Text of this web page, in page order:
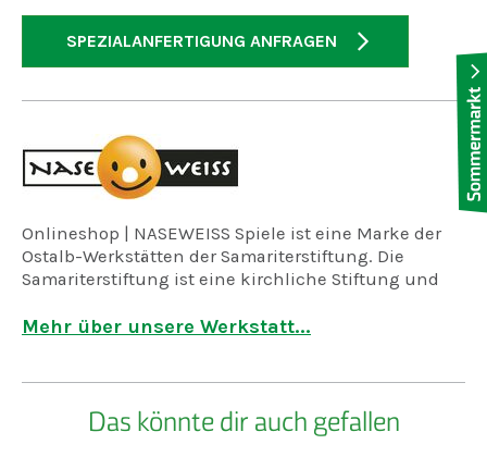
SPEZIALANFERTIGUNG ANFRAGEN
Onlineshop | NASEWEISS Spiele ist eine Marke der
Ostalb-Werkstätten der Samariterstiftung. Die
Samariterstiftung ist eine kirchliche Stiftung und
In unseren Werkstätten arbeiten rund 500
durchdacht, qualitativ hochwertig und mit Hingabe
gemacht sind.
Mehr über unsere Werkstatt...
Das könnte dir auch gefallen